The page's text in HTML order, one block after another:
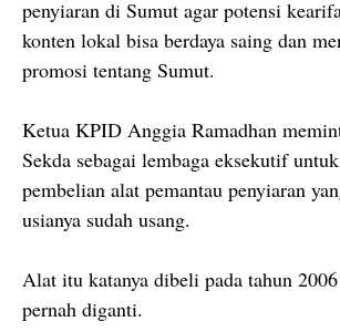
penyiaran di Sumut agar potensi
konten lokal bisa berdaya saing dan
promosi tentang Sumut.
Ketua KPID Anggia Ramadhan
Sekda sebagai lembaga eksekutif
pembelian alat pemantau penyiaran
usianya sudah usang.
Alat itu katanya dibeli pada tahun
pernah diganti.